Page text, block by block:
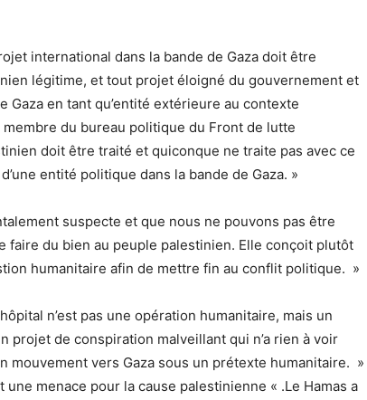
international dans la bande de Gaza doit être
légitime, et tout projet éloigné du gouvernement et
Gaza en tant qu’entité extérieure au contexte
du bureau politique du Front de lutte
doit être traité et quiconque ne traite pas avec ce
entité politique dans la bande de Gaza. »
suspecte et que nous ne pouvons pas être
faire du bien au peuple palestinien. Elle conçoit plutôt
humanitaire afin de mettre fin au conflit politique. »
n’est pas une opération humanitaire, mais un
projet de conspiration malveillant qui n’a rien à voir
mouvement vers Gaza sous un prétexte humanitaire. »
une menace pour la cause palestinienne « .Le Hamas a